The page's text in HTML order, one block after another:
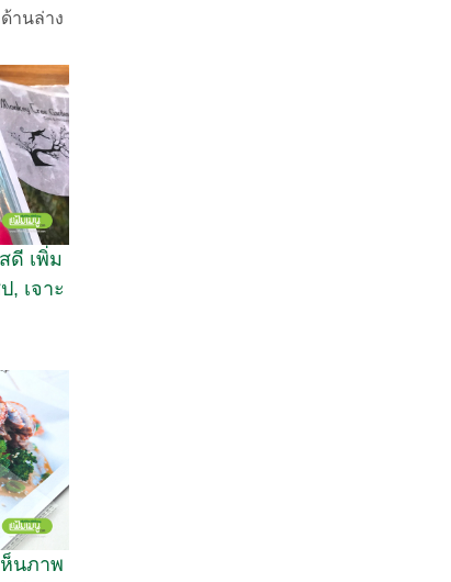
านล่าง
ดี เพิ่ม
เจาะ
ห็นภาพ